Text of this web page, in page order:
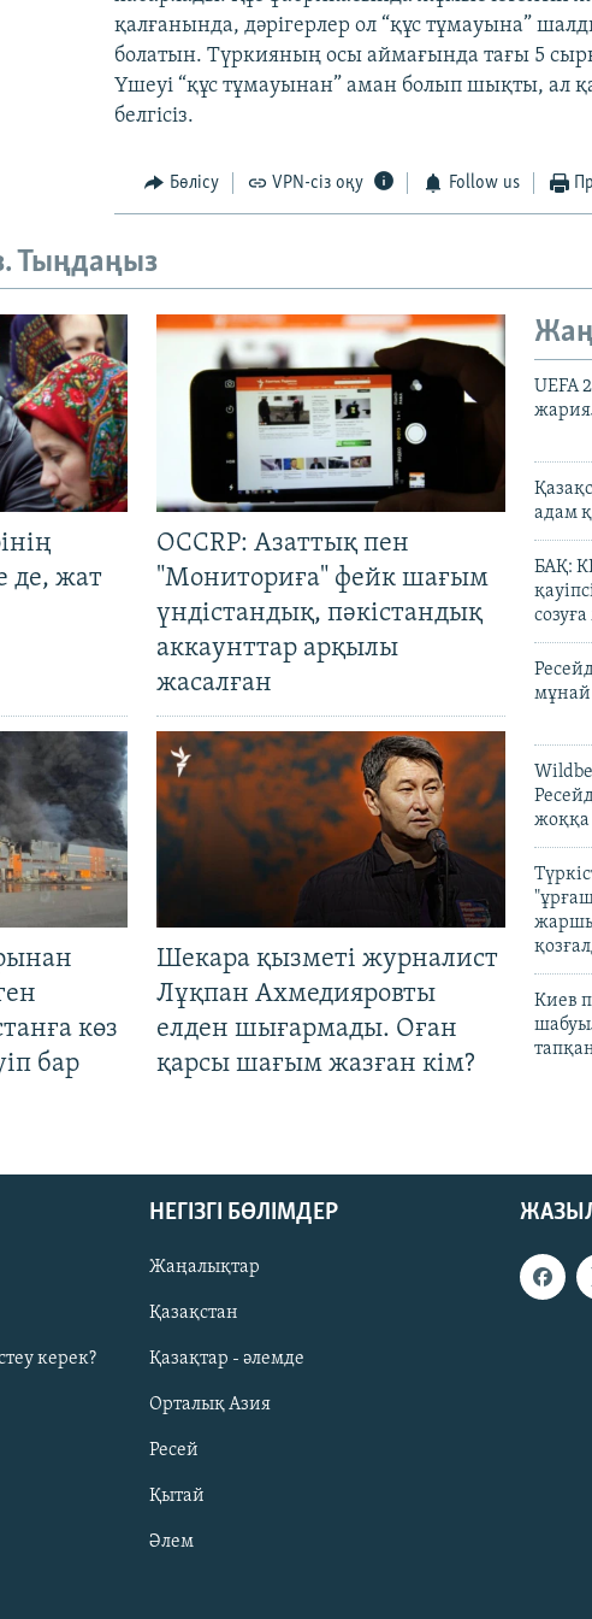
қалғанында, дәрігерлер ол “құс тұмауына”
болатын. Түркияның осы аймағында тағы 5
Үшеуі “құс тұмауынан” аман болып шықты, ал
белгісіз.
Бөлісу VPN-сіз оқу Follow us
Тыңдаңыз
де, жат
OCCRP: Азаттық пен
"Мониториға" фейк шағым
үндістандық, пәкістандық
аккаунттар арқылы
жасалған
көз
бар
Шекара қызметі журналист
Лұқпан Ахмедияровты
елден шығармады. Оған
қарсы шағым жазған кім?
UEFA
адам
БАҚ:
мұнай
Киев
керек?
НЕГІЗГІ БӨЛІМДЕР
Жаңалықтар
Қазақстан
Қазақтар - әлемде
Орталық Азия
Ресей
Қытай
Әлем